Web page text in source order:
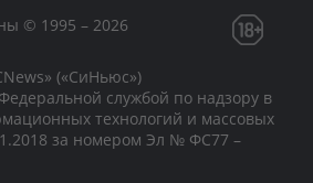
© 1995 – 2026
(«СиНьюс»)
службой по надзору в
технологий и массовых
за номером Эл № ФС77 –